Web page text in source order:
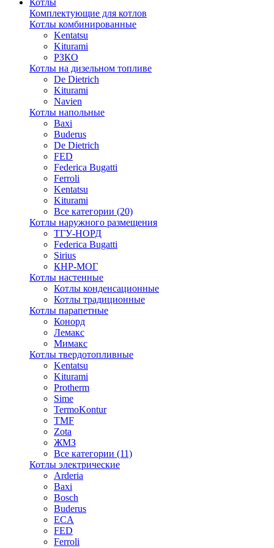
Котлы
Комплектующие для котлов
Котлы комбинированные
Kentatsu
Kiturami
РЗКО
Котлы на дизельном топливе
De Dietrich
Kiturami
Navien
Котлы напольные
Baxi
Buderus
De Dietrich
FED
Federica Bugatti
Ferroli
Kentatsu
Kiturami
Все категории (20)
Котлы наружного размещения
ТГУ-НОРД
Federica Bugatti
Sirius
КНР-МОГ
Котлы настенные
Котлы конденсационные
Котлы традиционные
Котлы парапетные
Конорд
Лемакс
Мимакс
Котлы твердотопливные
Kentatsu
Kiturami
Protherm
Sime
TermoKontur
TMF
Zota
ЖМЗ
Все категории (11)
Котлы электрические
Arderia
Baxi
Bosch
Buderus
ECA
FED
Ferroli